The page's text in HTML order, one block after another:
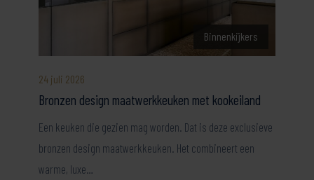
Binnenkijkers
24 juli 2026
Bronzen design maatwerkkeuken met kookeiland
Een keuken die gezien mag worden. Dat is deze exclusieve
bronzen design maatwerkkeuken. Het combineert een
warme, luxe…